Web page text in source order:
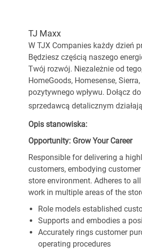
TJ Maxx
W TJX Companies każdy dzień
Będziesz częścią naszego
Twój rozwój. Niezależnie od
HomeGoods, Homesense,
pozytywnego wpływu. Dołącz
sprzedawcą detalicznym
Opis stanowiska:
Opportunity: Grow Your Career
Responsible for delivering a
customers, embodying
store environment. Adheres to
work in multiple areas of the
Role models established
Supports and embodies a
Accurately rings customer
operating procedures